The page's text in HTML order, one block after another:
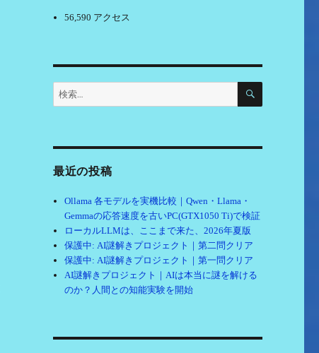
56,590 アクセス
検
索:
検
最近の投稿
Ollama 各モデルを実機比較｜Qwen・Llama・
Gemmaの応答速度を古いPC(GTX1050 Ti)で検証
ローカルLLMは、ここまで来た、2026年夏版
保護中: AI謎解きプロジェクト｜第二問クリア
保護中: AI謎解きプロジェクト｜第一問クリア
AI謎解きプロジェクト｜AIは本当に謎を解ける
のか？人間との知能実験を開始